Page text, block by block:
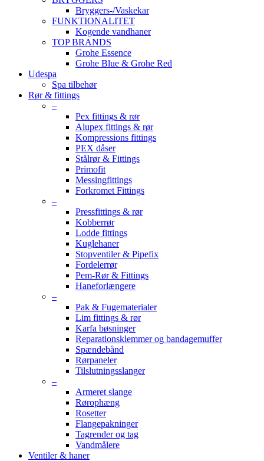
Bryggers-/Vaskekar
FUNKTIONALITET
Kogende vandhaner
TOP BRANDS
Grohe Essence
Grohe Blue & Grohe Red
Udespa
Spa tilbehør
Rør & fittings
–
Pex fittings & rør
Alupex fittings & rør
Kompressions fittings
PEX dåser
Stålrør & Fittings
Primofit
Messingfittings
Forkromet Fittings
–
Pressfittings & rør
Kobberrør
Lodde fittings
Kuglehaner
Stopventiler & Pipefix
Fordelerrør
Pem-Rør & Fittings
Haneforlængere
–
Pak & Fugematerialer
Lim fittings & rør
Karfa bøsninger
Reparationsklemmer og bandagemuffer
Spændebånd
Rørpaneler
Tilslutningsslanger
–
Armeret slange
Rørophæng
Rosetter
Flangepakninger
Tagrender og tag
Vandmålere
Ventiler & haner